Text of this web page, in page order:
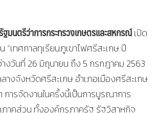
มนตรีว่าการกระทรวงเกษตรและสหกรณ์เปิด
“เทศกาลทุเรียนภูเขาไฟศรีสะเกษ ปี
งวันที่ 26 มิถุนายน ถึง 5 กรกฎาคม 2563
งจังหวัดศรีสะเกษ อำเภอเมืองศรีสะเกษ
การจัดงานในครั้งนี้เป็นการบูรณาการ
าคส่วน ทั้งองค์กรภาครัฐ รัฐวิสาหกิจ